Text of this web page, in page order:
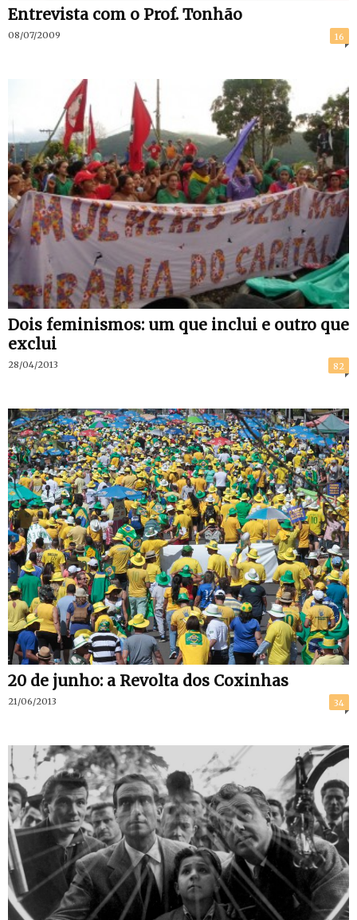
Entrevista com o Prof. Tonhão
08/07/2009 16
Dois feminismos: um que inclui e outro que
exclui
28/04/2013 82
20 de junho: a Revolta dos Coxinhas
21/06/2013 34